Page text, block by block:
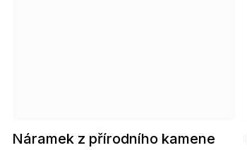
Náramek z přírodního kamene